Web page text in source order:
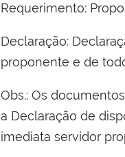
Requerimento:
Declaração:
proponente e de
Obs.: Os
a Declaração de
imediata servidor